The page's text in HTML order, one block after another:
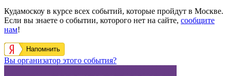
Кудамоскоу в курсе всех событий, которые пройдут в Москве.
Если вы знаете о событии, которого нет на сайте, сообщите
нам!
Напомнить
Вы организатор этого события?